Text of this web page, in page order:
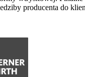
producenta do